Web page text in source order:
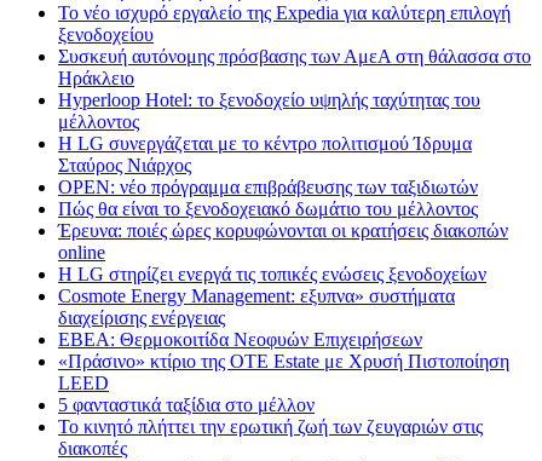
Το νέο ισχυρό εργαλείο της Expedia για καλύτερη επιλογή
ξενοδοχείου
Συσκευή αυτόνομης πρόσβασης των ΑμεΑ στη θάλασσα στο
Ηράκλειο
Hyperloop Hotel: το ξενοδοχείο υψηλής ταχύτητας του
μέλλοντος
Η LG συνεργάζεται με το κέντρο πολιτισμού Ίδρυμα
Σταύρος Νιάρχος
OPEN: νέο πρόγραμμα επιβράβευσης των ταξιδιωτών
Πώς θα είναι το ξενοδοχειακό δωμάτιο του μέλλοντος
Έρευνα: ποιές ώρες κορυφώνονται οι κρατήσεις διακοπών
online
Η LG στηρίζει ενεργά τις τοπικές ενώσεις ξενοδοχείων
Cosmote Energy Management: εξυπνα» συστήματα
διαχείρισης ενέργειας
ΕΒΕΑ: Θερμοκοιτίδα Νεοφυών Επιχειρήσεων
«Πράσινο» κτίριο της OTE Estate με Χρυσή Πιστοποίηση
LEED
5 φανταστικά ταξίδια στο μέλλον
Το κινητό πλήττει την ερωτική ζωή των ζευγαριών στις
διακοπές